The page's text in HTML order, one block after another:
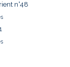
n°48